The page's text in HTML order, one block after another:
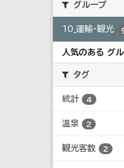
グループ
10_運輸・観光
人気のある グ
タグ
統計 4
温泉 2
観光客数 2